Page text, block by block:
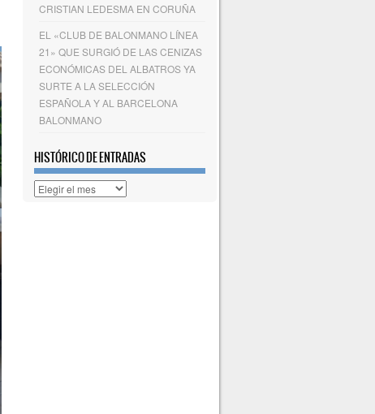
CRISTIAN LEDESMA EN CORUÑA
EL «CLUB DE BALONMANO LÍNEA
21» QUE SURGIÓ DE LAS CENIZAS
ECONÓMICAS DEL ALBATROS YA
SURTE A LA SELECCIÓN
ESPAÑOLA Y AL BARCELONA
BALONMANO
HISTÓRICO DE ENTRADAS
Histórico